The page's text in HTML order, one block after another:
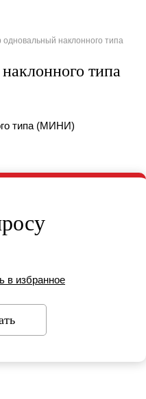
наклонного типа
типа
в избранное